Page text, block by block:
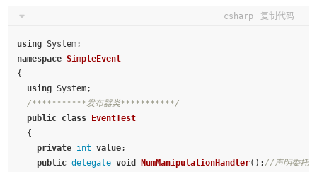
csharp 复制代码
using
namespace SimpleEvent
{
using System;
/***********发布器类***********/
public class
EventTest
  {
private int value;
public delegate void NumManipulationHandler() ; //声明委托